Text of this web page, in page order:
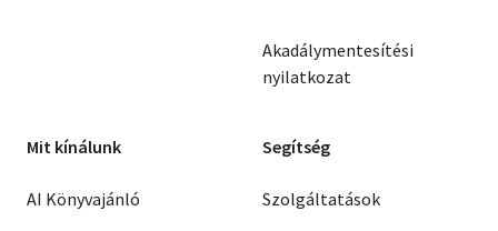
Akadálymentesítési
nyilatkozat
Mit kínálunk
AI Könyvajánló
Segítség
Szolgáltatások